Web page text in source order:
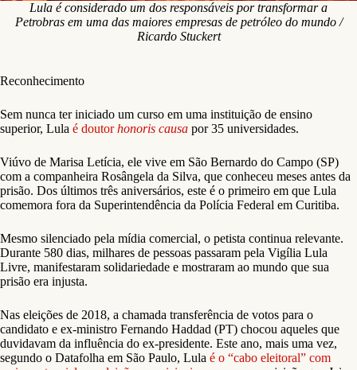
Lula é considerado um dos responsáveis por transformar a
Petrobras em uma das maiores empresas de petróleo do mundo /
Ricardo Stuckert
Reconhecimento
Sem nunca ter iniciado um curso em uma instituição de ensino
superior, Lula é doutorhonoris causa por 35 universidades.
Viúvo de Marisa Letícia, ele vive em São Bernardo do Campo (SP)
com a companheira Rosângela da Silva, que conheceu meses antes da
prisão. Dos últimos três aniversários, este é o primeiro em que Lula
comemora fora da Superintendência da Polícia Federal em Curitiba.
Mesmo silenciado pela mídia comercial, o petista continua relevante.
Durante 580 dias, milhares de pessoas passaram pela Vigília Lula
Livre, manifestaram solidariedade e mostraram ao mundo que sua
prisão era injusta.
Nas eleições de 2018, a chamada transferência de votos para o
candidato e ex-ministro Fernando Haddad (PT) chocou aqueles que
duvidavam da influência do ex-presidente. Este ano, mais uma vez,
segundo o Datafolha em São Paulo, Lula é o “cabo eleitoral” com